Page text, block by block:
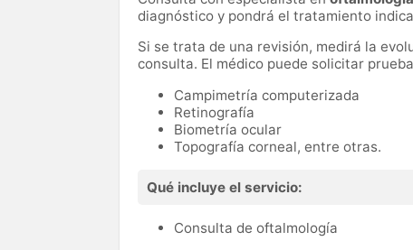
diagnóstico y pondrá el tratamiento
Si se trata de una revisión, medirá la
consulta. El médico puede solicitar
Campimetría computerizada
Retinografía
Biometría ocular
Topografía corneal, entre otras.
Qué incluye el servicio:
Consulta de oftalmología